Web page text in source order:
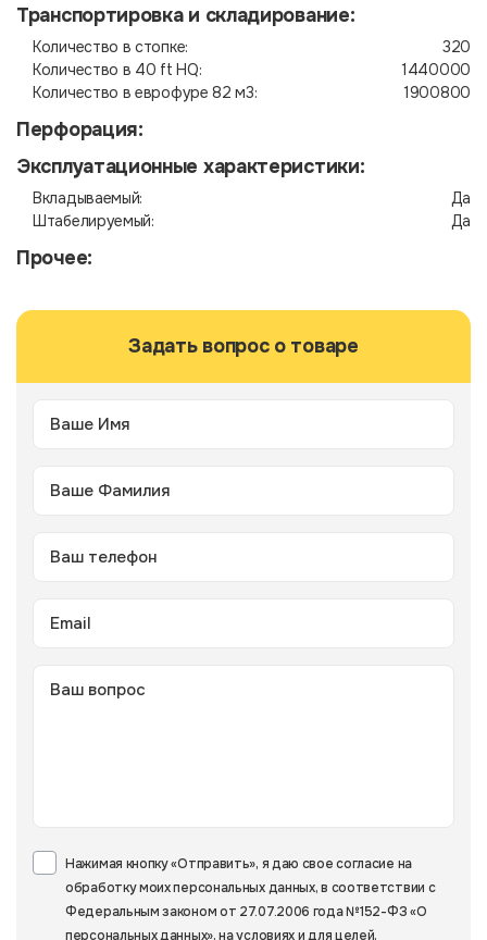
Транспортировка и складирование:
Количество в стопке:
320
Количество в 40 ft HQ:
1440000
Количество в еврофуре 82 м3:
1900800
Перфорация:
Эксплуатационные характеристики:
Вкладываемый:
Да
Штабелируемый:
Да
Прочее:
Задать вопрос о товаре
Нажимая кнопку «Отправить», я даю свое согласие на
обработку моих персональных данных, в соответствии с
Федеральным законом от 27.07.2006 года №152-ФЗ «О
персональных данных», на условиях и для целей,